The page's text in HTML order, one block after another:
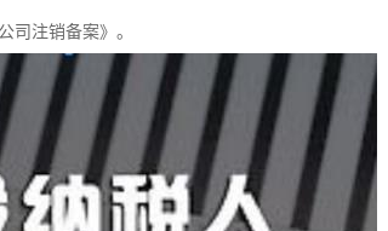
司注销备案》。